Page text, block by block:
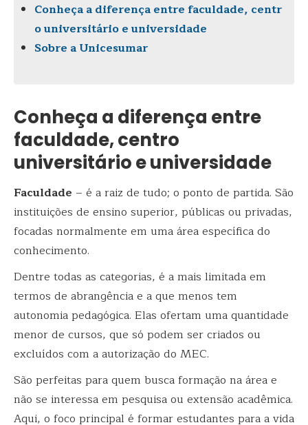
Conheça a diferença entre faculdade, centr
o universitário e universidade
Sobre a Unicesumar
Conheça a diferença entre
faculdade, centro
universitário e universidade
Faculdade – é a raiz de tudo; o ponto de partida. São
instituições de ensino superior, públicas ou privadas,
focadas normalmente em uma área específica do
conhecimento.
Dentre todas as categorias, é a mais limitada em
termos de abrangência e a que menos tem
autonomia pedagógica. Elas ofertam uma quantidade
menor de cursos, que só podem ser criados ou
excluídos com a autorização do MEC.
São perfeitas para quem busca formação na área e
não se interessa em pesquisa ou extensão acadêmica.
Aqui, o foco principal é formar estudantes para a vida